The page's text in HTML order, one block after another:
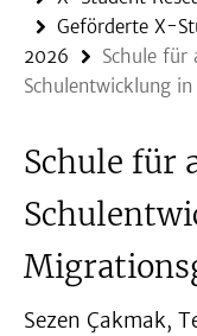
Geförderte X-
2026
Schule für
Schulentwicklung
Schule für
Sezen Çakmak,